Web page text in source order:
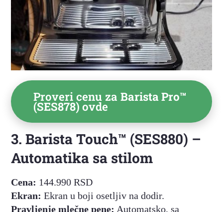
Proveri cenu zaBarista Pro™
(SES878)ovde
3. Barista Touch™ (SES880) –
Automatika sa stilom
Cena: 144.990 RSD
Ekran: Ekran u boji osetljiv na dodir.
Pravljenje mlečne pene: Automatsko, sa